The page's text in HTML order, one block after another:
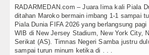
RADARMEDAN.com – Juara lima kali Piala
ditahan Maroko bermain imbang 1-1 sampai
Piala Dunia FIFA 2026 yang berlangsung
WIB di New Jersey Stadium, New York City,
Serikat (AS). Timnas Negeri Samba justru
sampai turun minum ketika di . . .